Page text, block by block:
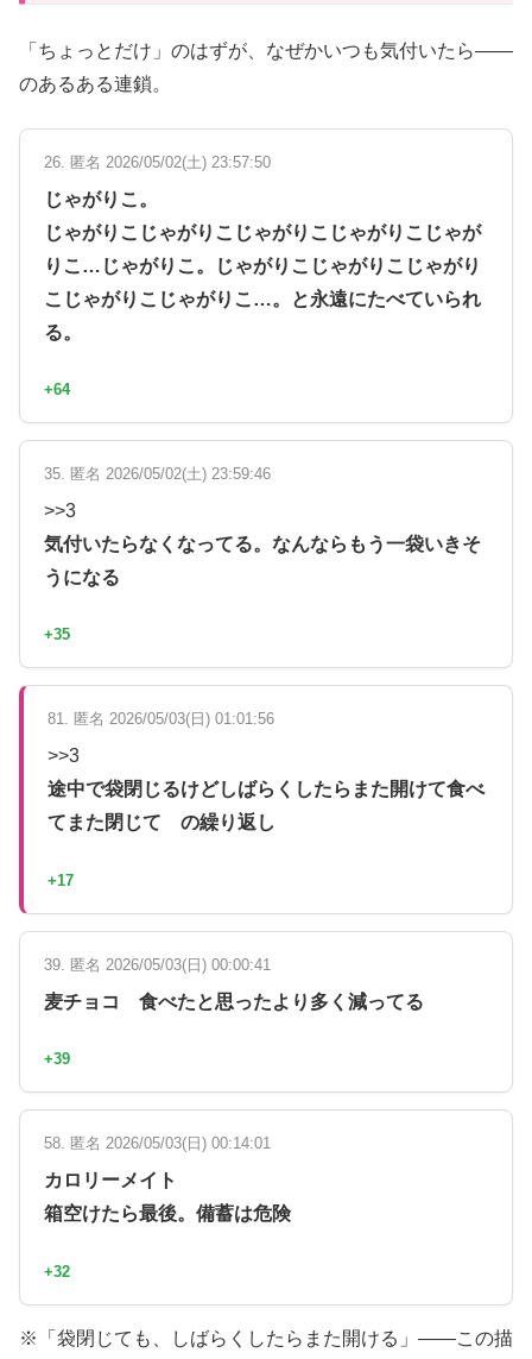
「ちょっとだけ」のはずが、なぜかいつも気付いたら——
のあるある連鎖。
26. 匿名 2026/05/02(土) 23:57:50
じゃがりこ。
じゃがりこじゃがりこじゃがりこじゃがりこじゃが
りこ…じゃがりこ。じゃがりこじゃがりこじゃがり
こじゃがりこじゃがりこ…。と永遠にたべていられ
る。
+64
35. 匿名 2026/05/02(土) 23:59:46
>>3
気付いたらなくなってる。なんならもう一袋いきそ
うになる
+35
81. 匿名 2026/05/03(日) 01:01:56
>>3
途中で袋閉じるけどしばらくしたらまた開けて食べ
てまた閉じて の繰り返し
+17
39. 匿名 2026/05/03(日) 00:00:41
麦チョコ 食べたと思ったより多く減ってる
+39
58. 匿名 2026/05/03(日) 00:14:01
カロリーメイト
箱空けたら最後。備蓄は危険
+32
※「袋閉じても、しばらくしたらまた開ける」——この描